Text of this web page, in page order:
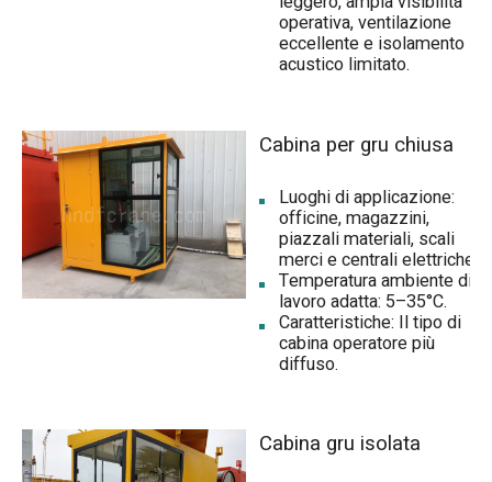
operativa, ventilazione
eccellente e isolamento
acustico limitato.
Cabina per gru chiusa
Luoghi di applicazione:
officine, magazzini,
piazzali materiali, scali
merci e centrali elettriche.
Temperatura ambiente di
lavoro adatta: 5–35°C.
Caratteristiche: Il tipo di
cabina operatore più
diffuso.
Cabina gru isolata